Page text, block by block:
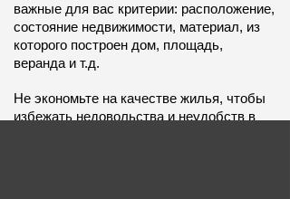
важные для вас критерии: расположение,
состояние недвижимости, материал, из
которого построен дом, площадь,
веранда и т.д.
Не экономьте на качестве жилья, чтобы
избежать недовольства и неудобств в